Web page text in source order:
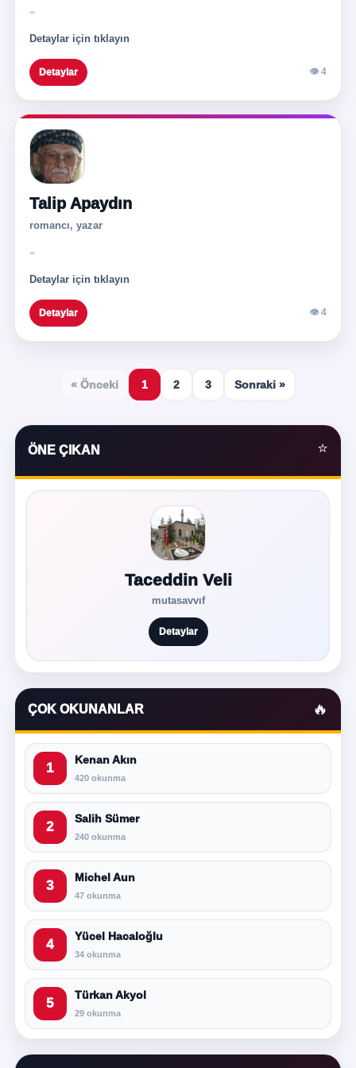
-
Detaylar için tıklayın
Detaylar 👁 4
Talip Apaydın
romancı, yazar
-
Detaylar için tıklayın
Detaylar 👁 4
« Önceki 1 2 3 Sonraki »
ÖNE ÇIKAN ⭐
Taceddin Veli
mutasavvıf
Detaylar
ÇOK OKUNANLAR 🔥
1
Kenan Akın
420 okunma
2
Salih Sümer
240 okunma
3
Michel Aun
47 okunma
4
Yücel Hacaloğlu
34 okunma
5
Türkan Akyol
29 okunma